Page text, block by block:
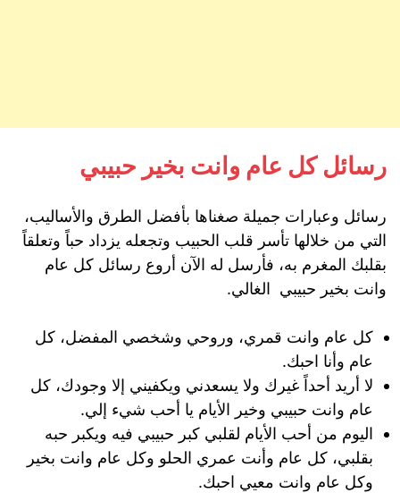
رسائل كل عام وانت بخير حبيبي
رسائل وعبارات جميلة صغناها بأفضل الطرق والأساليب،
التي من خلالها تأسر قلب الحبيب وتجعله يزداد حباً وتعلقاً
بقلبك المغرم به، فأرسل له الآن أروع رسائل كل عام
وانت بخير حبيبي الغالي.
كل عام وانت قمري، وروحي وشخصي المفضل، كل
عام وأنا احبك.
لا أريد أحداً غيرك ولا يسعدني ويكفيني إلا وجودك، كل
عام وانت حبيبي وخير الأيام يا أحب شيء إلي.
اليوم من أحب الأيام لقلبي كبر حبيبي فيه ويكبر حبه
بقلبي، كل عام وأنت عمري الحلو وكل عام وانت بخير
وكل عام وانت معيي احبك.